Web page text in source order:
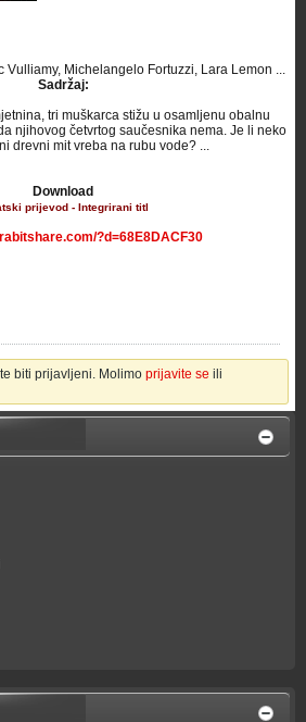
Vulliamy, Michelangelo Fortuzzi, Lara Lemon ...
Sadržaj:
tri muškarca stižu u osamljenu obalnu
njihovog četvrtog saučesnika nema. Je li neko
drevni mit vreba na rubu vode? ...
Download
prijevod - Integrirani titl
?d=68E8DACF30
biti prijavljeni. Molimo prijavite se ili